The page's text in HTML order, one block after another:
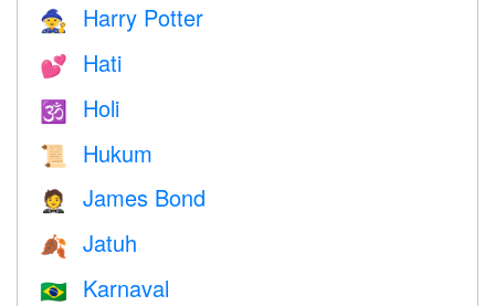
🧙 Harry Potter
💕 Hati
🕉 Holi
📜 Hukum
🤵 James Bond
🍂 Jatuh
🇧🇷 Karnaval